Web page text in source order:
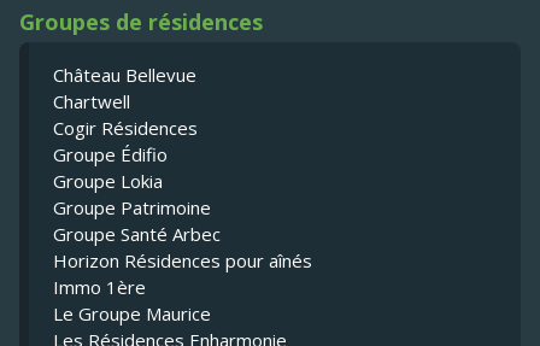
Groupes de résidences
Château Bellevue
Chartwell
Cogir Résidences
Groupe Édifio
Groupe Lokia
Groupe Patrimoine
Groupe Santé Arbec
Horizon Résidences pour aînés
Immo 1ère
Le Groupe Maurice
Les Résidences Enharmonie